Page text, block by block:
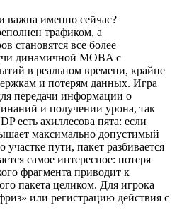
важна именно сейчас?
трафиком, а
становятся все более
динамичной MOBA с
в реальном времени, крайне
и потерям данных. Игра
передачи информации о
и получении урона, так
есть ахиллесова пята: если
максимально допустимый
пути, пакет разбивается
самое интересное: потеря
фрагмента приводит к
пакета целиком. Для игрока
или регистрацию действия с